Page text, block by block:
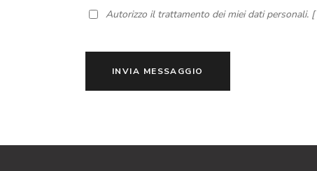
Autorizzo il trattamento dei miei dati personali. [
INVIA MESSAGGIO